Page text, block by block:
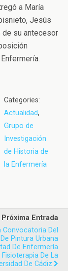
a María
Jesús
de su antecesor
Categories:
Actualidad,
Grupo de
Investigación
de Historia de
la Enfermería
Próxima Entrada
Convocatoria Del
Pintura Urbana
De Enfermería
Fisioterapia De La
De Cádiz